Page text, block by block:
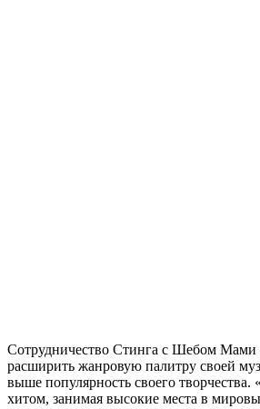
Сотрудничество Стинга с Шебом Мами
расширить жанровую палитру своей
выше популярность своего творчества.
хитом, занимая высокие места в